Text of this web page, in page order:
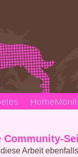
Community-
Arbeit